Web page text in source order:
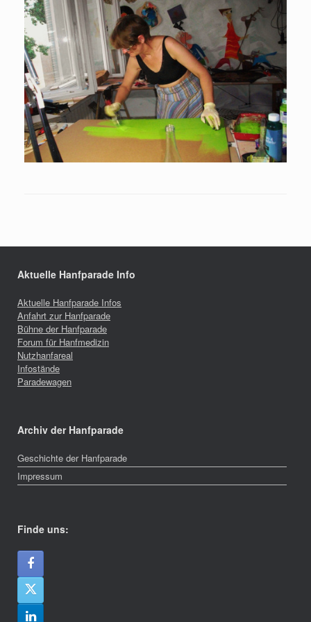
Aktuelle Hanfparade Info
Aktuelle Hanfparade Infos
Anfahrt zur Hanfparade
Bühne der Hanfparade
Forum für Hanfmedizin
Nutzhanfareal
Infostände
Paradewagen
Archiv der Hanfparade
Geschichte der Hanfparade
Impressum
Finde uns: